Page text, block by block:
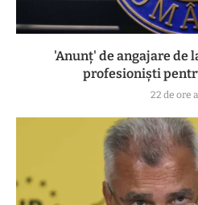
'Anunț' de angajare de
profesioniști
22 de ore